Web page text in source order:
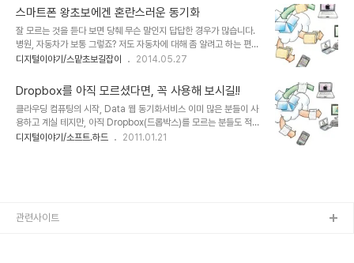
로, 앱은 기본적으로 무료이고,..
클라우드서비스(Cloud Service)라는 것이 보편화된지도 꽤 오랜
시간이 흐른 것 같습니다. 하지만 일반적으로 대부분의 사람들이 그 개
념을 명확하게 이해했는지는 별개의 문제입니다. 디지털 IT에 조금이
라도 관심이 있는 분들이라면 대부분 알고 있을 내용일테지만, 그렇지
않은 경우라면 좀 막연하게 알랑말랑 한 정도이지 않을까요? 이미지
털 용어입니다. 그런데, 클라우드..
스마트폰 왕초보에겐 혼란스러운 동기화
잘 모르는 것을 듣다 보면 당췌 무슨 말인지 답답한 경우가 많습니다.
병원, 자동차가 보통 그렇죠? 저도 자동차에 대해 좀 알려고 하는 편인
데... 정비소에 가서 기사분과 이야기를 나누다 보면 무슨 말인지 도통
병원은 말할 것도 없죠. 아마 스마트폰 왕초보 분들이 스마트폰 관련
또는 디지털 IT 용어를 접할 때도 같을 겁니다. 얼마 전 어느 분과 대화
를 나누다가 동기화에 대해 말씀을 나눈적이 있는데... 정리를 해야겠
다는 생각이 들었습니다. 동기화, 네트워크 연결, 미러링, 원격제어 등
등 스마트폰 왕초보 분들이라면 이해가 쉽지 않은 사항입니다. 하지만
디지털이야기/스맡초보길잡이 2014.05.27
Dropbox를 아직 모르셨다면, 꼭 사용해 보시길!!
클라우딩 컴퓨팅의 시작, Data 웹 동기화서비스 이미 많은 분들이 사
용하고 계실 테지만, 아직 Dropbox(드롭박스)를 모르는 분들도 적지
않으리라는 판단과 이러한 또다른 포스팅을 통해 더 많은 분들이 드롭
대합니다.- 처음 드롭박스를 접했을 땐 네이버의 N드라이브와 개념상
디지털이야기/소프트.하드 2011.01.21
관련사이트